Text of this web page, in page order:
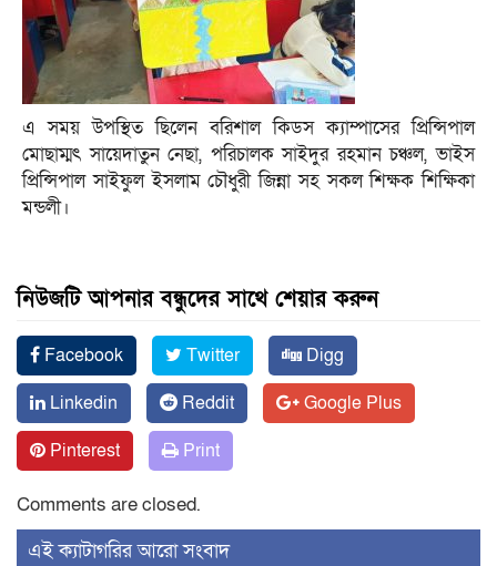
এ সময় উপস্থিত ছিলেন বরিশাল কিডস ক্যাম্পাসের প্রিন্সিপাল
মোছাম্মৎ সায়েদাতুন নেছা, পরিচালক সাইদুর রহমান চঞ্চল, ভাইস
প্রিন্সিপাল সাইফুল ইসলাম চৌধুরী জিন্না সহ সকল শিক্ষক শিক্ষিকা
মন্ডলী।
নিউজটি আপনার বন্ধুদের সাথে শেয়ার করুন
Facebook Twitter
Digg
Linkedin
Reddit
Google Plus
Pinterest
Print
Comments are closed.
‍এই ক্যাটাগরির ‍আরো সংবাদ